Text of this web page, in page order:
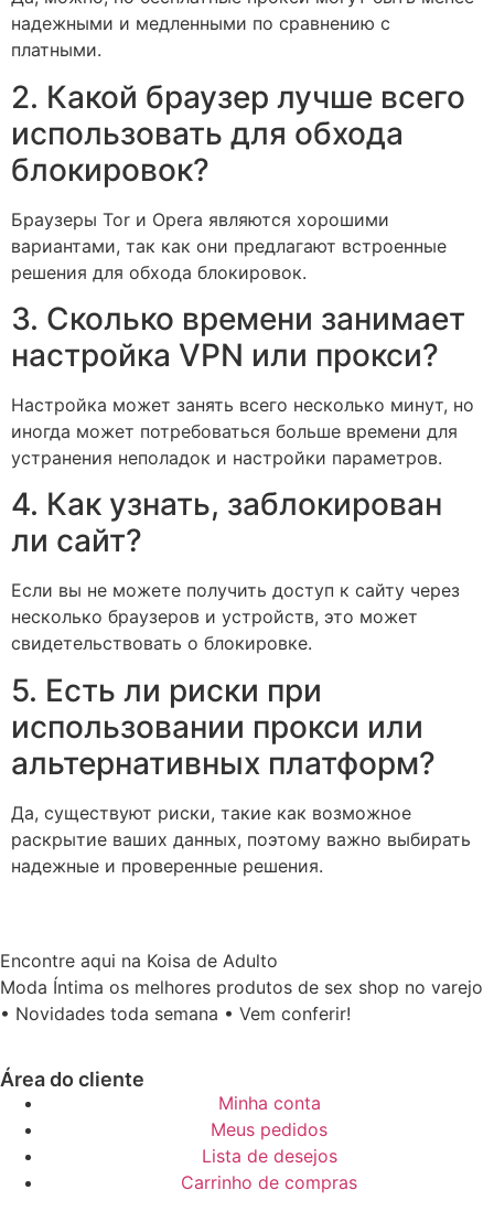
надежными и медленными по сравнению с
платными.
2. Какой браузер лучше всего
использовать для обхода
блокировок?
Браузеры Tor и Opera являются хорошими
вариантами, так как они предлагают встроенные
решения для обхода блокировок.
3. Сколько времени занимает
настройка VPN или прокси?
Настройка может занять всего несколько минут, но
иногда может потребоваться больше времени для
устранения неполадок и настройки параметров.
4. Как узнать, заблокирован
ли сайт?
Если вы не можете получить доступ к сайту через
несколько браузеров и устройств, это может
свидетельствовать о блокировке.
5. Есть ли риски при
использовании прокси или
альтернативных платформ?
Да, существуют риски, такие как возможное
раскрытие ваших данных, поэтому важно выбирать
надежные и проверенные решения.
Encontre aqui na Koisa de Adulto
Moda Íntima os melhores produtos de sex shop no varejo
• Novidades toda semana • Vem conferir!
Área do cliente
Minha conta
Meus pedidos
Lista de desejos
Carrinho de compras